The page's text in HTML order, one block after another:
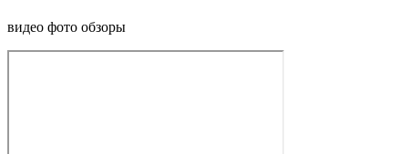
видео фото обзоры